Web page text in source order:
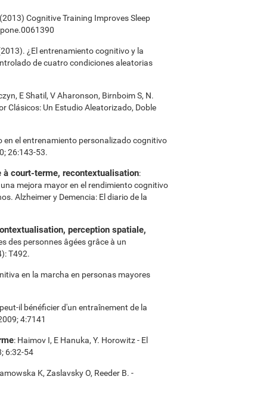
Cognitive Training Improves Sleep
¿El entrenamiento cognitivo y la
de cuatro condiciones aleatorias
E Shatil, V Aharonson, Birnboim S, N.
Clásicos: Un Estudio Aleatorizado, Doble
en el entrenamiento personalizado cognitivo
26:143-53.
court-terme, recontextualisation:
mejora mayor en el rendimiento cognitivo
Alzheimer y Demencia: El diario de la
perception spatiale,
des personnes âgées grâce à un
T492.
en la marcha en personas mayores
il bénéficier d'un entraînement de la
4:7141
: Haimov I, E Hanuka, Y. Horowitz - El
6:32-54
K, Zaslavsky O, Reeder B. -